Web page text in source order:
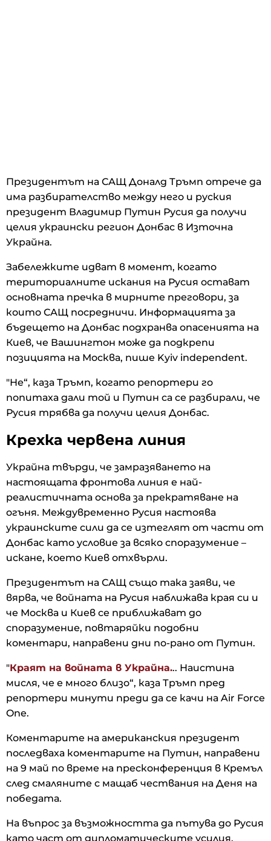
Президентът на САЩ Доналд Тръмп отрече да
има разбирателство между него и руския
президент Владимир Путин Русия да получи
целия украински регион Донбас в Източна
Украйна.
Забележките идват в момент, когато
териториалните искания на Русия остават
основната пречка в мирните преговори, за
които САЩ посредничи. Информацията за
бъдещето на Донбас подхранва опасенията на
Киев, че Вашингтон може да подкрепи
позицията на Москва, пише Kyiv independent.
"Не“, каза Тръмп, когато репортери го
попитаха дали той и Путин са се разбирали, че
Русия трябва да получи целия Донбас.
Крехка червена линия
Украйна твърди, че замразяването на
настоящата фронтова линия е най-
реалистичната основа за прекратяване на
огъня. Междувременно Русия настоява
украинските сили да се изтеглят от части от
Донбас като условие за всяко споразумение –
искане, което Киев отхвърли.
Президентът на САЩ също така заяви, че
вярва, че войната на Русия наближава края си и
че Москва и Киев се приближават до
споразумение, повтаряйки подобни
коментари, направени дни по-рано от Путин.
"Краят на войната в Украйна... Наистина
мисля, че е много близо“, каза Тръмп пред
репортери минути преди да се качи на Air Force
One.
Коментарите на американския президент
последваха коментарите на Путин, направени
на 9 май по време на пресконференция в Кремъл
след смаляните с мащаб чествания на Деня на
победата.
На въпрос за възможността да пътува до Русия
като част от дипломатическите усилия,